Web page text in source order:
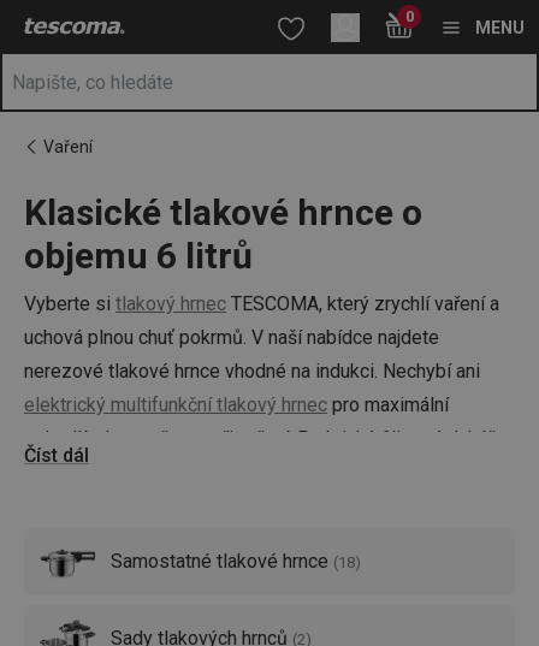
Nacházíte se na stránce Největší výběr 6litrových tlakových
Přejít na hlavní obsah
Přejít na vyhledávání
Přejít na navigaci 0
MENU
Vaření
Klasické tlakové hrnce o
objemu 6 litrů
Vyberte si tlakový hrnec TESCOMA, který zrychlí vaření a
uchová plnou chuť pokrmů. V naší nabídce najdete
nerezové tlakové hrnce vhodné na indukci. Nechybí ani
elektrický multifunkční tlakový hrnec pro maximální
pohodlí a bezpečnost při vaření. Praktický 6litrový tlakáč
je ideální pro rodinné vaření.
Číst dál
Samostatné tlakové hrnce (18)
Sady tlakových hrnců (2)